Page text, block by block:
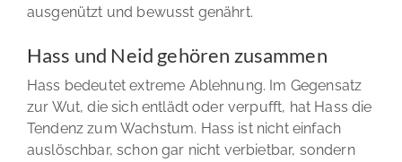
ausgenützt und bewusst genährt.
Hass und Neid gehören zusammen
Hass bedeutet extreme Ablehnung. Im Gegensatz
zur Wut, die sich entlädt oder verpufft, hat Hass die
Tendenz zum Wachstum. Hass ist nicht einfach
auslöschbar, schon gar nicht verbietbar, sondern